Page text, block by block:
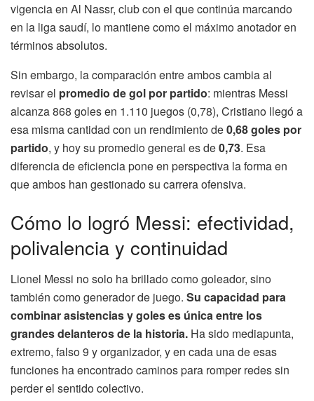
vigencia en Al Nassr, club con el que continúa marcando
en la liga saudí, lo mantiene como el máximo anotador en
términos absolutos.
Sin embargo, la comparación entre ambos cambia al
revisar el promedio de gol por partido: mientras Messi
alcanza 868 goles en 1.110 juegos (0,78), Cristiano llegó a
esa misma cantidad con un rendimiento de0,68 goles por
partido, y hoy su promedio general es de0,73. Esa
diferencia de eficiencia pone en perspectiva la forma en
que ambos han gestionado su carrera ofensiva.
Cómo lo logró Messi: efectividad,
polivalencia y continuidad
Lionel Messi no solo ha brillado como goleador, sino
también como generador de juego. Su capacidad para
combinar asistencias y goles es única entre los
grandes delanteros de la historia. Ha sido mediapunta,
extremo, falso 9 y organizador, y en cada una de esas
funciones ha encontrado caminos para romper redes sin
perder el sentido colectivo.